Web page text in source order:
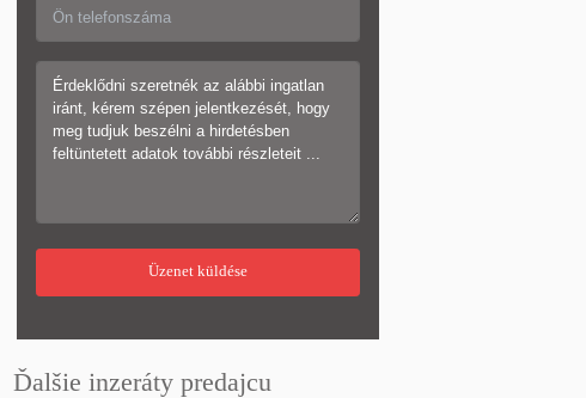
Ďalšie inzeráty predajcu